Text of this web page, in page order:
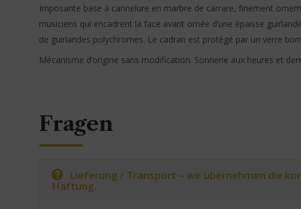
Imposante base à cannelure en marbre de carrare, finement
musiciens qui encadrent la face avant ornée d’une épaisse
de guirlandes polychromes. Le cadran est protégé par un verre
Mécanisme d’origine sans modification. Sonnerie aux heures et
Fragen
Lieferung / Transport – wir übernehmen die
Haftung.